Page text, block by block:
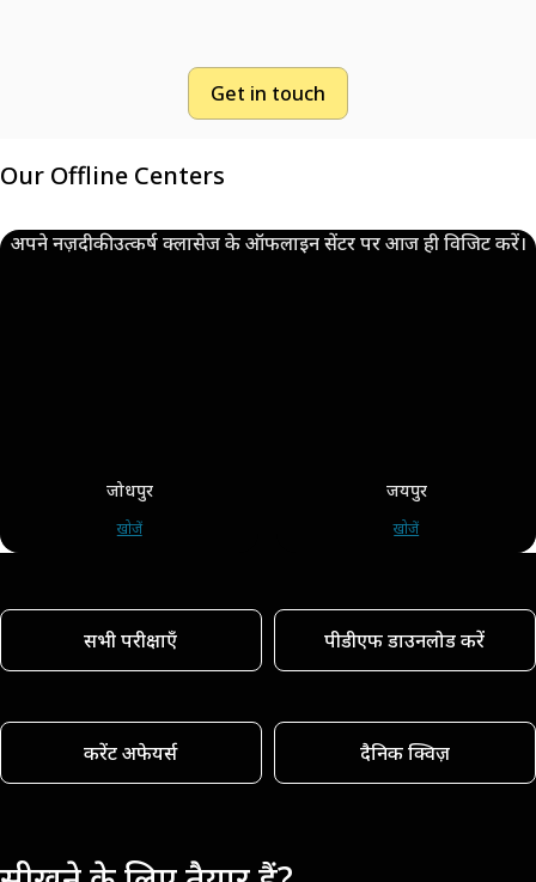
Get in touch
Our Offline Centers
अपने नज़दीकी उत्कर्ष क्लासेज के ऑफलाइन सेंटर पर आज ही विजिट करें।
जोधपुर
खोजें
जयपुर
खोजें
सभी परीक्षाएँ पीडीएफ डाउनलोड करें
करेंट अफेयर्स दैनिक क्विज़